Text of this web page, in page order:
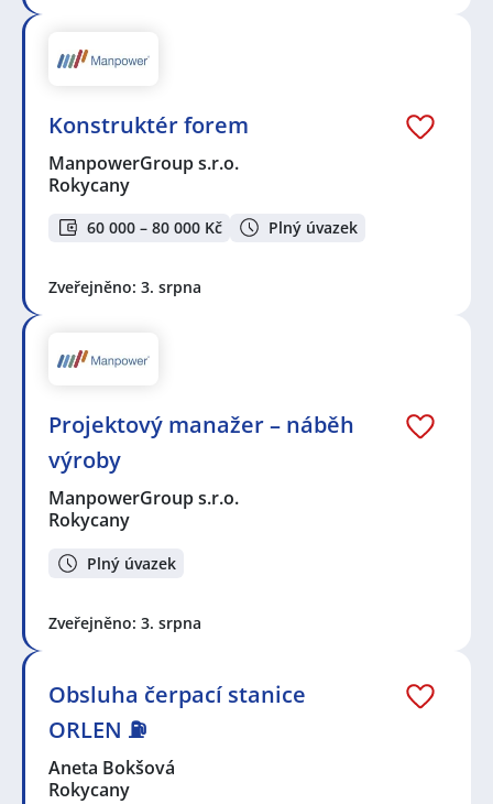
Konstruktér forem
ManpowerGroup s.r.o.
Rokycany
60 000 – 80 000 Kč Plný úvazek
Zveřejněno: 3. srpna
Projektový manažer – náběh
výroby
ManpowerGroup s.r.o.
Rokycany
Plný úvazek
Zveřejněno: 3. srpna
Obsluha čerpací stanice
ORLEN ⛽
Aneta Bokšová
Rokycany